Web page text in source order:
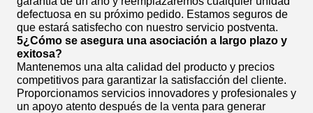
defectuosa en su próximo pedido. Estamos seguros de
que estará satisfecho con nuestro servicio postventa.
5¿Cómo se asegura una asociación a largo plazo y
exitosa?
Mantenemos una alta calidad del producto y precios
competitivos para garantizar la satisfacción del cliente.
Proporcionamos servicios innovadores y profesionales y
un apoyo atento después de la venta para generar